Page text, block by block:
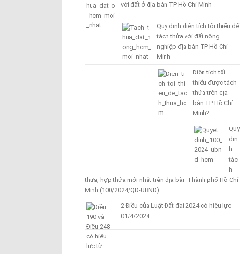
với đất ở địa bàn TP Hồ Chi Minh
Quy định diện tích tối thiểu để
tách thửa với đất nông
nghiệp địa bàn TP Hồ Chí
Minh
Diện tích tối
thiểu được tách
thửa trên địa
bàn TP Hồ Chí
Minh?
Quy
địn
h
tác
h
thửa, hợp thửa mới nhất trên địa bàn Thành phố Hồ Chí
Minh (100/2024/QĐ-UBND)
2 Điều của Luật Đất đai 2024 có hiệu lực
01/4/2024